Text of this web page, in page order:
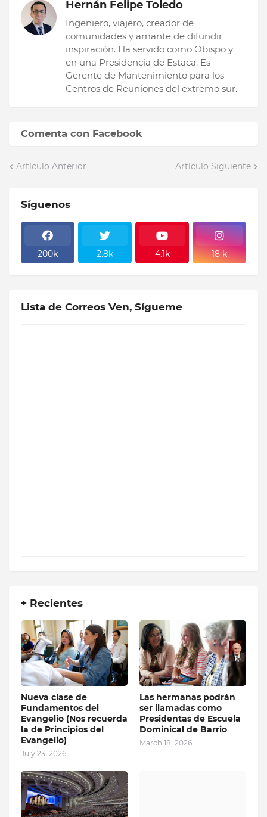
Hernán Felipe Toledo
Ingeniero, viajero, creador de
comunidades y amante de difundir
inspiración. Ha servido como Obispo y
en una Presidencia de Estaca. Es
Gerente de Mantenimiento para los
Centros de Reuniones del extremo sur.
Comenta con Facebook
Artículo Anterior Artículo Siguiente
Síguenos
200k 2.8k 4.1k 18 k
Lista de Correos Ven, Sígueme
+ Recientes
Nueva clase de
Fundamentos del
Evangelio (Nos recuerda
la de Principios del
Evangelio)
July 23, 2026
Las hermanas podrán
ser llamadas como
Presidentas de Escuela
Dominical de Barrio
March 18, 2026